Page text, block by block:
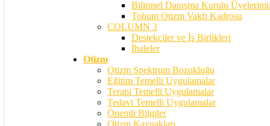
Bilimsel Danışma Kurulu
Tohum Otizm Vakfı Kadrosu
COLUMN 3
Destekçiler ve İş Birlikleri
İhaleler
Otizm
Otizm Spektrum Bozukluğu
Eğitim Temelli Uygulamalar
Terapi Temelli Uygulamalar
Tedavi Temelli Uygulamalar
Önemli Bilgiler
Otizm Kaynakları